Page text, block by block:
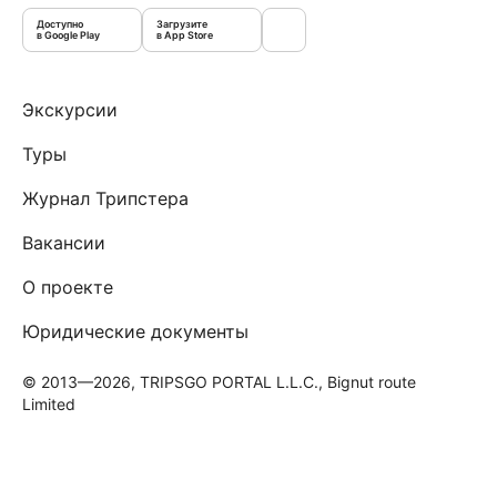
Доступно
в Google Play
Загрузите
в App Store
Экскурсии
Туры
Журнал Трипстера
Вакансии
О проекте
Юридические документы
© 2013—2026, TRIPSGO PORTAL L.L.C., Bignut route
Limited